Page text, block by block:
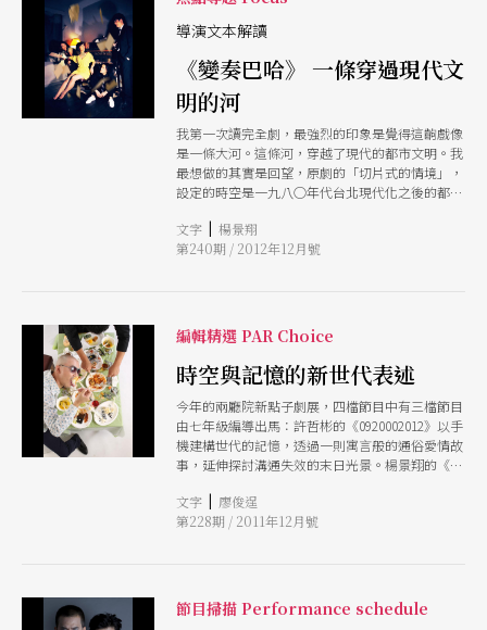
《我為你押韻情歌》與《據說有戰爭在遠方》，易
入口的清新不俗又饒富層次。 如洋蔥一般的戲總
開心回家，內心定要言之有物，令想剝皮探究的憤
導演文本解讀
《變奏巴哈》 一條穿過現代文
明的河
我第一次讀完全劇，最強烈的印象是覺得這齣戲像
是一條大河。這條河，穿越了現代的都市文明。我
最想做的其實是回望，原劇的「切片式的情境」，
設定的時空是一九八○年代台北現代化之後的都市
萌芽，人與人關係開始疏離的面貌沒有改變，除了
科技產品之外，所有的情境和當初一模一樣。
文字 | 楊景翔
第240期 / 2012年12月號
編輯精選 PAR Choice
時空與記憶的新世代表述
今年的兩廳院新點子劇展，四檔節目中有三檔節目
由七年級編導出馬：許哲彬的《0920002012》以手
機建構世代的記憶，透過一則寓言般的通俗愛情故
事，延伸探討溝通失效的末日光景。楊景翔的《據
段落的重複、倒轉，探討現代人集體失憶的現象。
廖俊凱的《逆旅》改編郝譽翔的自傳小說，透過作
文字 | 廖俊逞
第228期 / 2011年12月號
節目掃描 Performance schedule